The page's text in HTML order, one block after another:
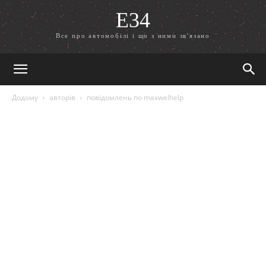
E34
Все про автомобілі і що з ними зв'язано
Додому авторів повідомлень по maxwelhelp